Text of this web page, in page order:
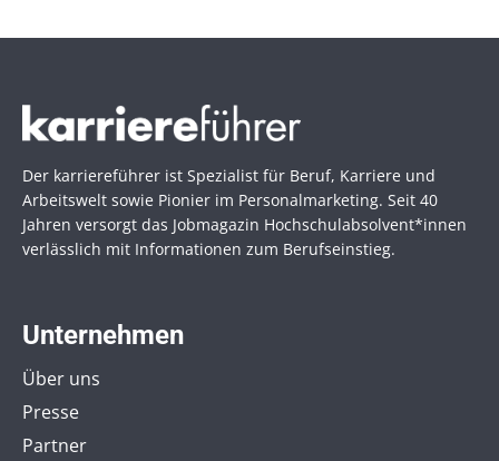
Der karriereführer ist Spezialist für Beruf, Karriere und
Arbeitswelt sowie Pionier im Personal­marketing. Seit 40
Jahren versorgt das Jobmagazin Hochschul­absolvent*innen
verlässlich mit Informationen zum Berufseinstieg.
Unternehmen
Über uns
Presse
Partner